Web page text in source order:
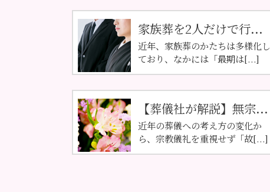
家族葬を2人だけで行...
近年、家族葬のかたちは多様化し
ており、なかには「最期は[...]
【葬儀社が解説】無宗...
近年の葬儀への考え方の変化か
ら、宗教儀礼を重視せず「故[...]